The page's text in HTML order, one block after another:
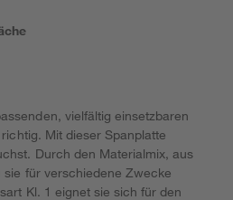
vielfältig einsetzbaren
Mit dieser Spanplatte
Durch den Materialmix, aus
für verschiedene Zwecke
Kl. 1 eignet sie sich für den